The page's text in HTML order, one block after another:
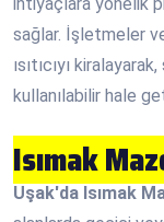
sağlar. İşletmeler
ısıtıcıyı
kullanılabilir hale
Isımak
Uşak'da Isımak